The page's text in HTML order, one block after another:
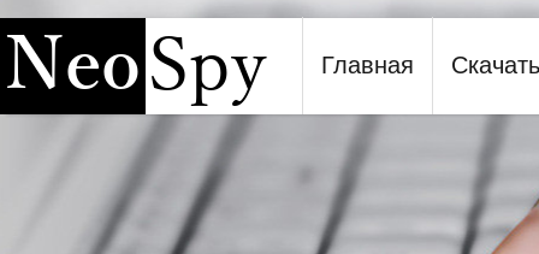
Программа шпион NeoSpy
Главная Скачать